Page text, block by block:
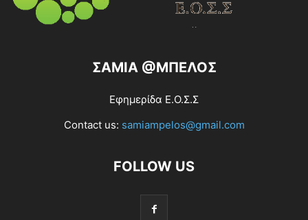
ΣΑΜΙΑ @ΜΠΕΛΟΣ
Εφημερίδα Ε.Ο.Σ.Σ
Contact us: samiampelos@gmail.com
FOLLOW US